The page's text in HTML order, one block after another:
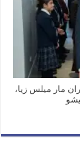
مار ميلس زيا،